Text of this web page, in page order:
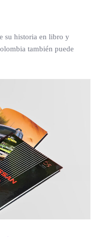
su historia en libro y
también puede